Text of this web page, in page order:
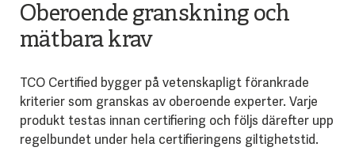
Oberoende granskning och
mätbara krav
TCO Certified bygger på vetenskapligt förankrade
kriterier som granskas av oberoende experter. Varje
produkt testas innan certifiering och följs därefter upp
regelbundet under hela certifieringens giltighetstid.